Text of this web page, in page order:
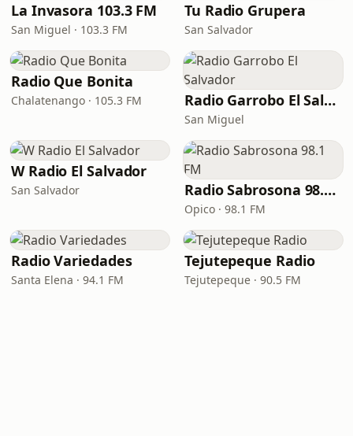
La Invasora 103.3 FM
San Miguel · 103.3 FM
Tu Radio Grupera
San Salvador
Radio Que Bonita
Chalatenango · 105.3 FM Radio Garrobo El Salvador
San Miguel
W Radio El Salvador
San Salvador Radio Sabrosona 98.1 FM
Opico · 98.1 FM
Radio Variedades
Santa Elena · 94.1 FM
Tejutepeque Radio
Tejutepeque · 90.5 FM